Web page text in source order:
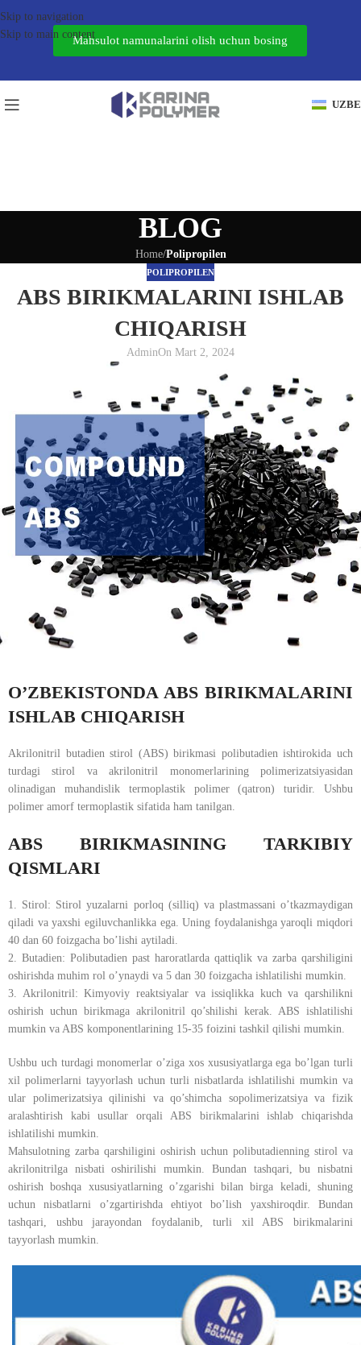
Skip to navigation
Skip to main contentMahsulot namunalarini olish uchun bosing
BLOG
Home/Polipropilen
POLIPROPILEN
ABS BIRIKMALARINI ISHLAB
CHIQARISH
AdminOn Mart 2, 2024
O’ZBEKISTONDA ABS BIRIKMALARINI
ISHLAB CHIQARISH
Akrilonitril butadien stirol (ABS) birikmasi polibutadien ishtirokida uch
turdagi stirol va akrilonitril monomerlarining polimerizatsiyasidan
olinadigan muhandislik termoplastik polimer (qatron) turidir. Ushbu
polimer amorf termoplastik sifatida ham tanilgan.
ABS BIRIKMASINING TARKIBIY
QISMLARI
1. Stirol: Stirol yuzalarni porloq (silliq) va plastmassani o’tkazmaydigan
qiladi va yaxshi egiluvchanlikka ega. Uning foydalanishga yaroqli miqdori
40 dan 60 foizgacha bo’lishi aytiladi.
2. Butadien: Polibutadien past haroratlarda qattiqlik va zarba qarshiligini
oshirishda muhim rol o’ynaydi va 5 dan 30 foizgacha ishlatilishi mumkin.
3. Akrilonitril: Kimyoviy reaktsiyalar va issiqlikka kuch va qarshilikni
oshirish uchun birikmaga akrilonitril qo’shilishi kerak. ABS ishlatilishi
mumkin va ABS komponentlarining 15-35 foizini tashkil qilishi mumkin.
Ushbu uch turdagi monomerlar o’ziga xos xususiyatlarga ega bo’lgan turli
xil polimerlarni tayyorlash uchun turli nisbatlarda ishlatilishi mumkin va
ular polimerizatsiya qilinishi va qo’shimcha sopolimerizatsiya va fizik
aralashtirish kabi usullar orqali ABS birikmalarini ishlab chiqarishda
ishlatilishi mumkin.
Mahsulotning zarba qarshiligini oshirish uchun polibutadienning stirol va
akrilonitrilga nisbati oshirilishi mumkin. Bundan tashqari, bu nisbatni
oshirish boshqa xususiyatlarning o’zgarishi bilan birga keladi, shuning
uchun nisbatlarni o’zgartirishda ehtiyot bo’lish yaxshiroqdir. Bundan
tashqari, ushbu jarayondan foydalanib, turli xil ABS birikmalarini
tayyorlash mumkin.